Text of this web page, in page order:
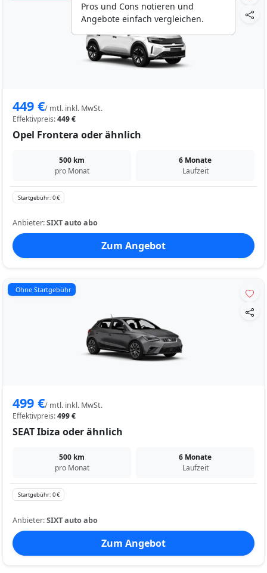
449 €/ mtl. inkl. MwSt.
Effektivpreis:449 €
Opel Frontera oder ähnlich
500 km
pro Monat
6 Monate
Laufzeit
Startgebühr: 0 €
Anbieter:SIXT auto abo
Zum Angebot
Ohne Startgebühr
499 €/ mtl. inkl. MwSt.
Effektivpreis:499 €
SEAT Ibiza oder ähnlich
500 km
pro Monat
6 Monate
Laufzeit
Startgebühr: 0 €
Anbieter:SIXT auto abo
Zum Angebot
Pros und Cons notieren und
Angebote einfach vergleichen.